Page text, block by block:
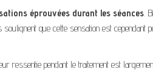
éprouvées durant les séances .
que cette sensation est cependant
ressentie pendant le traitement est